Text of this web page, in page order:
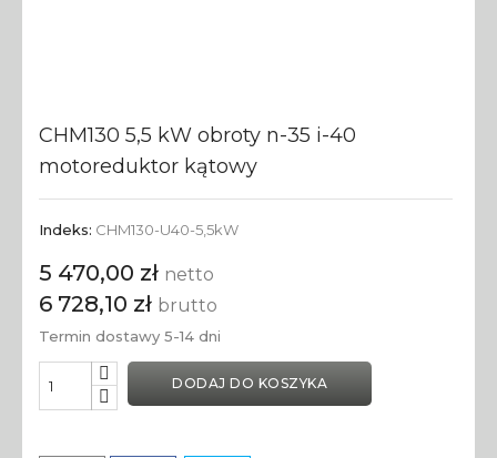
CHM130 5,5 kW obroty n-35 i-40
motoreduktor kątowy
Indeks: CHM130-U40-5,5kW
5 470,00 zł netto
6 728,10 zł brutto
Termin dostawy 5-14 dni
DODAJ DO KOSZYKA